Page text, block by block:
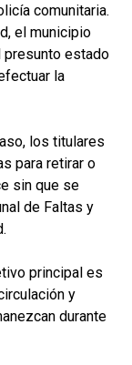
comunitaria.
el municipio
presunto estado
la
los titulares
para retirar o
sin que se
de Faltas y
principal es
y
durante